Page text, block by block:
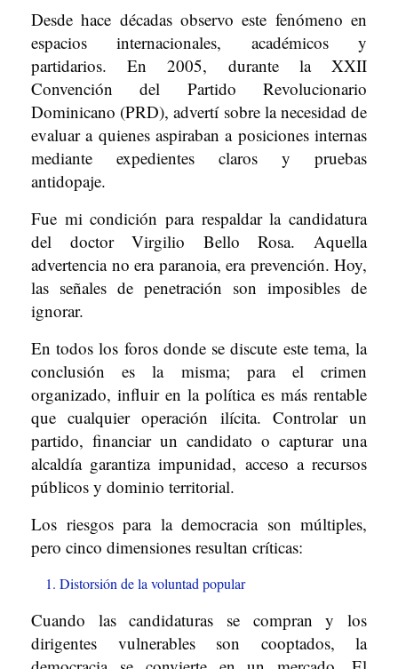
Desde hace décadas observo este fenómeno en
espacios internacionales, académicos y
partidarios. En 2005, durante la XXII
Convención del Partido Revolucionario
Dominicano (PRD), advertí sobre la necesidad de
evaluar a quienes aspiraban a posiciones internas
mediante expedientes claros y pruebas
antidopaje.
Fue mi condición para respaldar la candidatura
del doctor Virgilio Bello Rosa. Aquella
advertencia no era paranoia, era prevención. Hoy,
las señales de penetración son imposibles de
ignorar.
En todos los foros donde se discute este tema, la
conclusión es la misma; para el crimen
organizado, influir en la política es más rentable
que cualquier operación ilícita. Controlar un
partido, financiar un candidato o capturar una
alcaldía garantiza impunidad, acceso a recursos
públicos y dominio territorial.
Los riesgos para la democracia son múltiples,
pero cinco dimensiones resultan críticas:
Distorsión de la voluntad popular
Cuando las candidaturas se compran y los
dirigentes vulnerables son cooptados, la